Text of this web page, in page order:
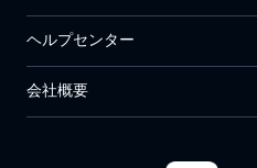
ヘルプセンター
会社概要